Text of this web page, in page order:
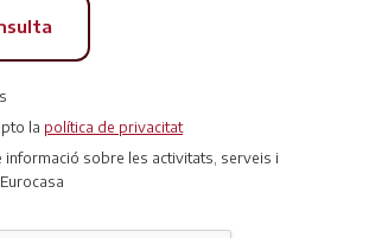
la política de privacitat
informació sobre les activitats, serveis i